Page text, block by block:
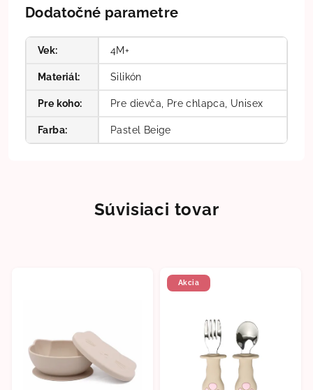
Dodatočné parametre
Vek: 4M+
Materiál: Silikón
Pre koho: Pre dievča, Pre chlapca, Unisex
Farba: Pastel Beige
Súvisiaci tovar
Akcia